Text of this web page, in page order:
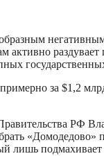
активно
за $1,2
РФ
«Домодедово»
лишь